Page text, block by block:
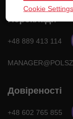
Переклади
+48 889 413 114
Довіреності
+48 602 765 855
Cookie Settings